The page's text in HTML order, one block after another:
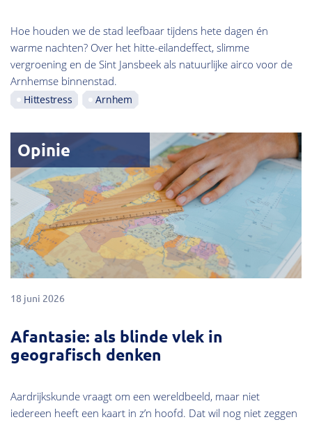
Hoe houden we de stad leefbaar tijdens hete dagen én
warme nachten? Over het hitte-eilandeffect, slimme
vergroening en de Sint Jansbeek als natuurlijke airco voor de
Arnhemse binnenstad.
Hittestress Arnhem
Opinie
18 juni 2026
Afantasie: als blinde vlek in
geografisch denken
Aardrijkskunde vraagt om een wereldbeeld, maar niet
iedereen heeft een kaart in z’n hoofd. Dat wil nog niet zeggen